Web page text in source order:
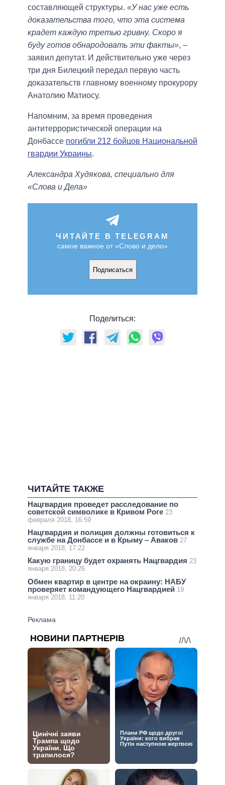
составляющей структуры. «У нас уже есть
доказательства того, что эта система
крадет каждую третью гривну. Скоро я
буду готов обнародовать эти факты», –
заявил депутат. И действительно уже через
три дня Билецкий передал первую часть
доказательств главному военному прокурору
Анатолию Матиосу.
Напомним, за время проведения
антитеррористической операции на
Донбассе погибли 212 бойцов Национальной
гвардии Украины.
Александра Худякова, специально для
«Слова и Дела»
ЧИТАЙТЕ В TELEGRAM
самое важное от «Слово и дело»
Подписаться
Поделиться:
ЧИТАЙТЕ ТАКЖЕ
Нацгвардия проведет расследование по
советской символике в Кривом Роге 23
февраля 2018, 16:59
Нацгвардия и полиция должны готовиться к
службе на Донбассе и в Крыму – Аваков 27
января 2018, 17:22
Какую границу будет охранять Нацгвардия 23
января 2018, 20:26
Обмен квартир в центре на окраину: НАБУ
проверяет командующего Нацгвардией 19
января 2018, 11:20